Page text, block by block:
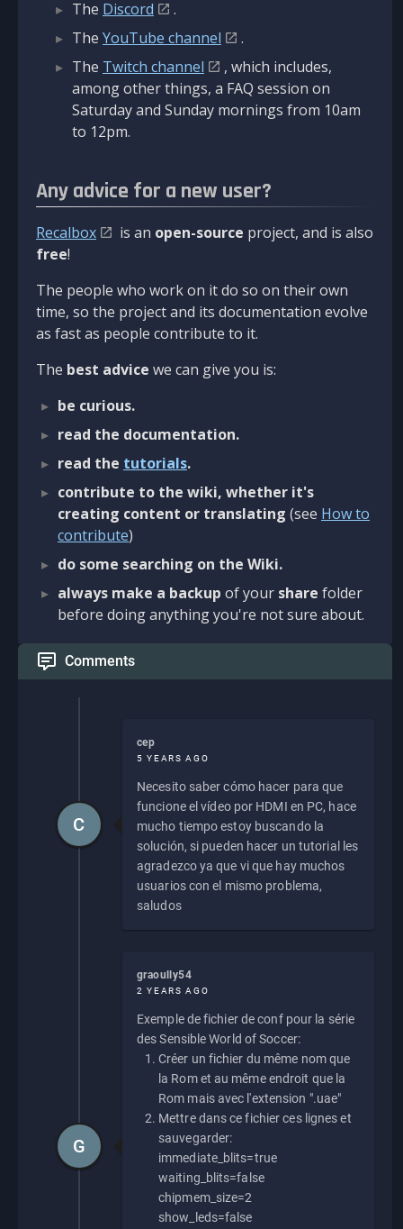
The Discord
.
The YouTube channel
.
The Twitch channel
, which includes,
among other things, a FAQ session on
Saturday and Sunday mornings from 10am
to 12pm.
Any advice for a new user?
Recalbox is an open-source project, and is also
free!
The people who work on it do so on their own
time, so the project and its documentation evolve
as fast as people contribute to it.
The best advice we can give you is:
be curious.
read the documentation.
read the tutorials.
contribute to the wiki, whether it's
creating content or translating (see How to
contribute)
do some searching on the Wiki.
always make a backup of your share folder
before doing anything you're not sure about.
Comments
cep
5 YEARS AGO
Necesito saber cómo hacer para que
funcione el vídeo por HDMI en PC, hace
mucho tiempo estoy buscando la
solución, si pueden hacer un tutorial les
agradezco ya que vi que hay muchos
usuarios con el mismo problema,
saludos
C
graoully54
2 YEARS AGO
Exemple de fichier de conf pour la série
des Sensible World of Soccer:
Créer un fichier du même nom que
la Rom et au même endroit que la
Rom mais avec l'extension ".uae"
Mettre dans ce fichier ces lignes et
sauvegarder:
immediate_blits=true
waiting_blits=false
chipmem_size=2
show_leds=false
G